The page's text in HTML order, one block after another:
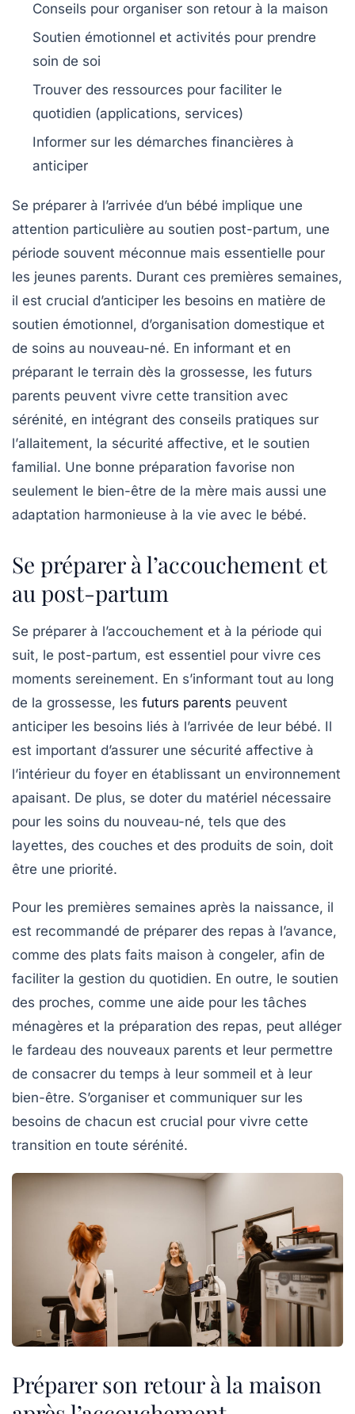
Conseils pour organiser son retour à la maison
Soutien émotionnel et activités pour prendre
soin de soi
Trouver des ressources pour faciliter le
quotidien (applications, services)
Informer sur les démarches financières à
anticiper
Se préparer à l’arrivée d’un bébé implique une
attention particulière au soutien post-partum, une
période souvent méconnue mais essentielle pour
les jeunes parents. Durant ces premières semaines,
il est crucial d’anticiper les besoins en matière de
soutien émotionnel, d’organisation domestique et
de soins au nouveau-né. En informant et en
préparant le terrain dès la grossesse, les futurs
parents peuvent vivre cette transition avec
sérénité, en intégrant des conseils pratiques sur
l’allaitement, la sécurité affective, et le soutien
familial. Une bonne préparation favorise non
seulement le bien-être de la mère mais aussi une
adaptation harmonieuse à la vie avec le bébé.
Se préparer à l’accouchement et
au post-partum
Se préparer à l’accouchement et à la période qui
suit, le post-partum, est essentiel pour vivre ces
moments sereinement. En s’informant tout au long
de la grossesse, les futurs parents peuvent
anticiper les besoins liés à l’arrivée de leur bébé. Il
est important d’assurer une sécurité affective à
l’intérieur du foyer en établissant un environnement
apaisant. De plus, se doter du matériel nécessaire
pour les soins du nouveau-né, tels que des
layettes, des couches et des produits de soin, doit
être une priorité.
Pour les premières semaines après la naissance, il
est recommandé de préparer des repas à l’avance,
comme des plats faits maison à congeler, afin de
faciliter la gestion du quotidien. En outre, le soutien
des proches, comme une aide pour les tâches
ménagères et la préparation des repas, peut alléger
le fardeau des nouveaux parents et leur permettre
de consacrer du temps à leur sommeil et à leur
bien-être. S’organiser et communiquer sur les
besoins de chacun est crucial pour vivre cette
transition en toute sérénité.
Préparer son retour à la maison